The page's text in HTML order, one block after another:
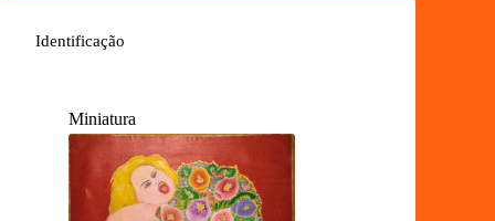
Identificação
Miniatura